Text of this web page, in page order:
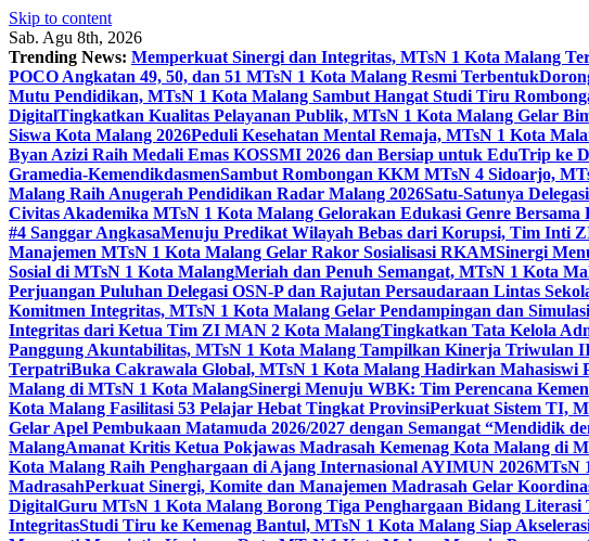
Skip to content
Sab. Agu 8th, 2026
Trending News: Memperkuat Sinergi dan Integritas, MTsN 1 Kota Malang
POCO Angkatan 49, 50, dan 51 MTsN 1 Kota Malang Resmi Terbentuk
Mutu Pendidikan, MTsN 1 Kota Malang Sambut Hangat Studi Tiru
DigitalTingkatkan Kualitas Pelayanan Publik, MTsN 1 Kota Malang Gelar
Siswa Kota Malang 2026Peduli Kesehatan Mental Remaja, MTsN 1 Kota
Byan Azizi Raih Medali Emas KOSSMI 2026 dan Bersiap untuk EduTrip ke
Gramedia-KemendikdasmenSambut Rombongan KKM MTsN 4 Sidoarjo,
Malang Raih Anugerah Pendidikan Radar Malang 2026Satu-Satunya
Civitas Akademika MTsN 1 Kota Malang Gelorakan Edukasi Genre
#4 Sanggar AngkasaMenuju Predikat Wilayah Bebas dari Korupsi, Tim Inti
Manajemen MTsN 1 Kota Malang Gelar Rakor Sosialisasi RKAMSinergi
Sosial di MTsN 1 Kota MalangMeriah dan Penuh Semangat, MTsN 1 Kota
Perjuangan Puluhan Delegasi OSN-P dan Rajutan Persaudaraan Lintas
Komitmen Integritas, MTsN 1 Kota Malang Gelar Pendampingan dan
Integritas dari Ketua Tim ZI MAN 2 Kota MalangTingkatkan Tata Kelola
Panggung Akuntabilitas, MTsN 1 Kota Malang Tampilkan Kinerja Triwulan
TerpatriBuka Cakrawala Global, MTsN 1 Kota Malang Hadirkan Mahasiswi
Malang di MTsN 1 Kota MalangSinergi Menuju WBK: Tim Perencana
Kota Malang Fasilitasi 53 Pelajar Hebat Tingkat ProvinsiPerkuat Sistem TI,
Gelar Apel Pembukaan Matamuda 2026/2027 dengan Semangat “Mendidik
MalangAmanat Kritis Ketua Pokjawas Madrasah Kemenag Kota Malang di
Kota Malang Raih Penghargaan di Ajang Internasional AYIMUN 2026MTsN
MadrasahPerkuat Sinergi, Komite dan Manajemen Madrasah Gelar
DigitalGuru MTsN 1 Kota Malang Borong Tiga Penghargaan Bidang Literasi
IntegritasStudi Tiru ke Kemenag Bantul, MTsN 1 Kota Malang Siap